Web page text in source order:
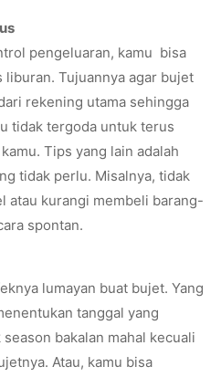
pengeluaran, kamu bisa
liburan. Tujuannya agar bujet
rekening utama sehingga
tidak tergoda untuk terus
Tips yang lain adalah
tidak perlu. Misalnya, tidak
atau kurangi membeli barang-
spontan.
lumayan buat bujet. Yang
tanggal yang
bakalan mahal kecuali
Atau, kamu bisa